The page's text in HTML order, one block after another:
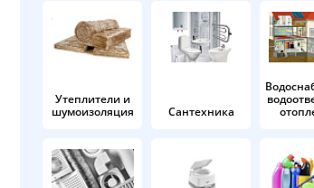
Утеплители и
шумоизоляция
Сантехника